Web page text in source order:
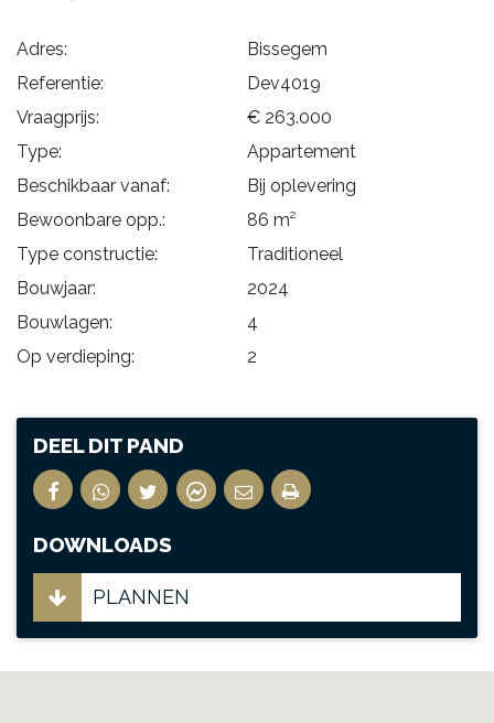
Adres:
Bissegem
Referentie:
Dev4019
Vraagprijs:
€ 263.000
Type:
Appartement
Beschikbaar vanaf:
Bij oplevering
Bewoonbare opp.:
86 m²
Type constructie:
Traditioneel
Bouwjaar:
2024
Bouwlagen:
4
Op verdieping:
2
DEEL DIT PAND
DOWNLOADS
PLANNEN